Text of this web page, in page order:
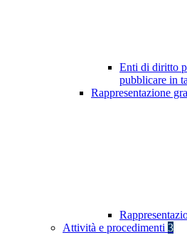
Enti di diritto
pubblicare in
Rappresentazione
Attività e procedimenti 3